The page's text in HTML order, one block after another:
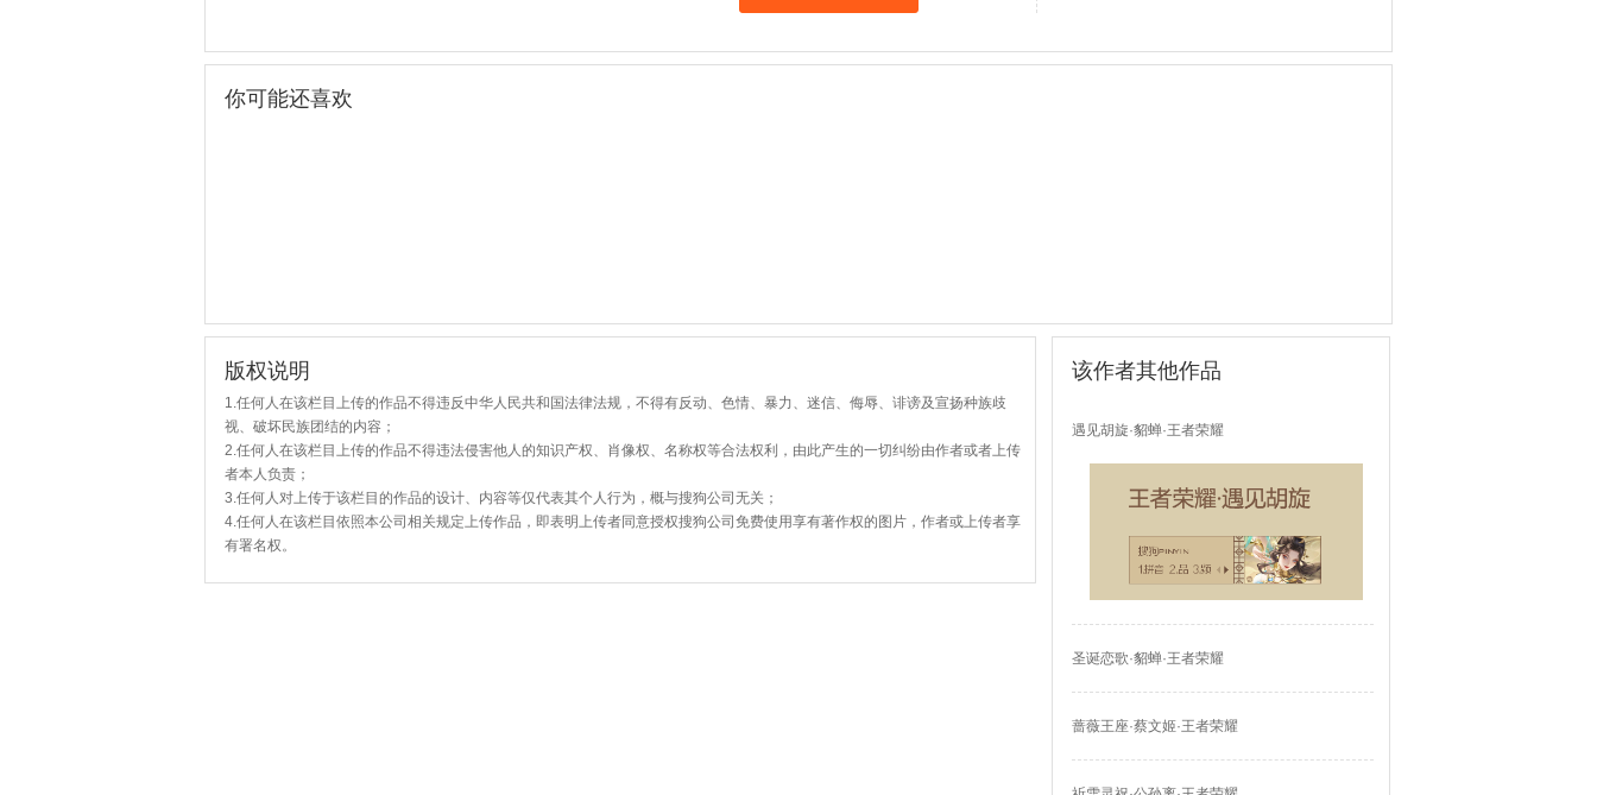
你可能还喜欢
版权说明
1.任何人在该栏目上传的作品不得违反中华人民共和国法律法规，不得有反动、色情、暴力、迷信、侮辱、诽谤及宣扬种族歧
视、破坏民族团结的内容；
2.任何人在该栏目上传的作品不得违法侵害他人的知识产权、肖像权、名称权等合法权利，由此产生的一切纠纷由作者或者上传
者本人负责；
3.任何人对上传于该栏目的作品的设计、内容等仅代表其个人行为，概与搜狗公司无关；
4.任何人在该栏目依照本公司相关规定上传作品，即表明上传者同意授权搜狗公司免费使用享有著作权的图片，作者或上传者享
有署名权。
该作者其他作品
遇见胡旋·貂蝉·王者荣耀
圣诞恋歌·貂蝉·王者荣耀
蔷薇王座·蔡文姬·王者荣耀